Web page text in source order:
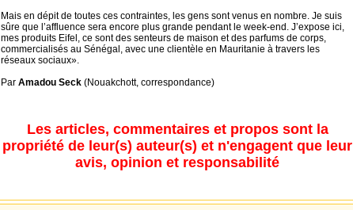
Mais en dépit de toutes ces contraintes, les gens sont venus en nombre. Je suis
sûre que l’affluence sera encore plus grande pendant le week-end. J’expose ici,
mes produits Eifel, ce sont des senteurs de maison et des parfums de corps,
commercialisés au Sénégal, avec une clientèle en Mauritanie à travers les
réseaux sociaux».
Par Amadou Seck (Nouakchott, correspondance)
Les articles, commentaires et propos sont la
propriété de leur(s) auteur(s) et n'engagent que leur
avis, opinion et responsabilité